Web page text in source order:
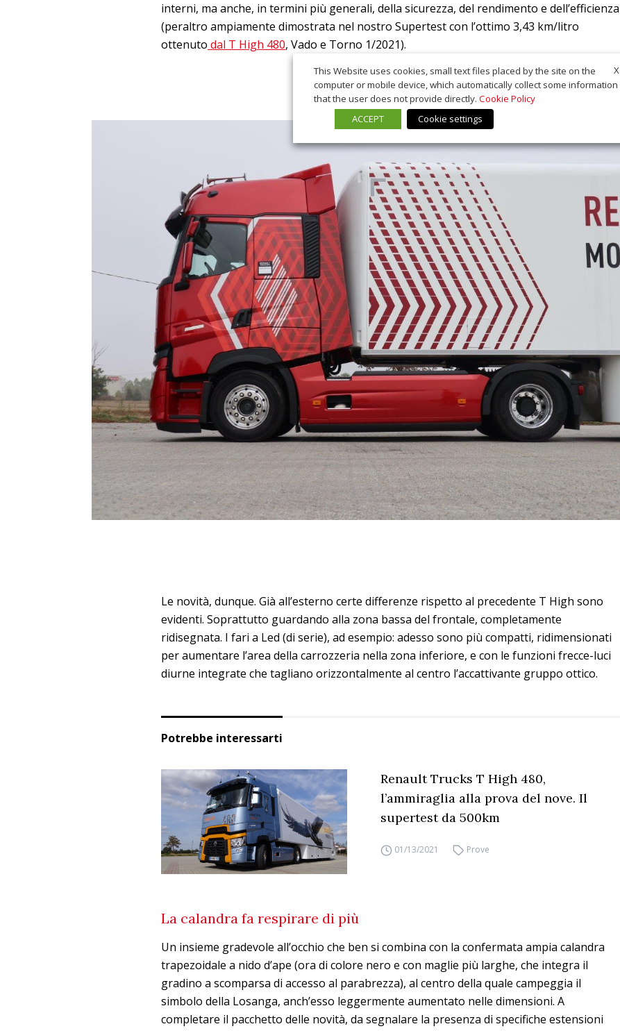
interni, ma anche, in termini più generali, della sicurezza, del rendimento e dell’efficienza
(peraltro ampiamente dimostrata nel nostro Supertest con l’ottimo 3,43 km/litro
ottenuto dal T High 480, Vado e Torno 1/2021).
Le novità, dunque. Già all’esterno certe differenze rispetto al precedente T High sono
evidenti. Soprattutto guardando alla zona bassa del frontale, completamente
ridisegnata. I fari a Led (di serie), ad esempio: adesso sono più compatti, ridimensionati
per aumentare l’area della carrozzeria nella zona inferiore, e con le funzioni frecce-luci
diurne integrate che tagliano orizzontalmente al centro l’accattivante gruppo ottico.
Potrebbe interessarti
Renault Trucks T High 480,
l’ammiraglia alla prova del nove. Il
supertest da 500km
01/13/2021 Prove
La calandra fa respirare di più
Un insieme gradevole all’occhio che ben si combina con la confermata ampia calandra
trapezoidale a nido d’ape (ora di colore nero e con maglie più larghe, che integra il
gradino a scomparsa di accesso al parabrezza), al centro della quale campeggia il
simbolo della Losanga, anch’esso leggermente aumentato nelle dimensioni. A
completare il pacchetto delle novità, da segnalare la presenza di specifiche estensioni
X
This Website uses cookies, small text files placed by the site on the
computer or mobile device, which automatically collect some information
that the user does not provide directly. Cookie Policy
ACCEPT
Cookie settings